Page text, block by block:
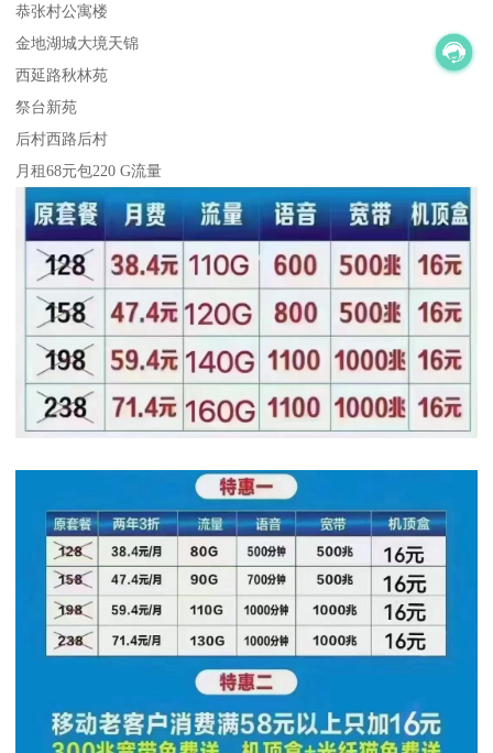
恭张村公寓楼
金地湖城大境天锦
西延路秋林苑
祭台新苑
后村西路后村
月租68元包220 G流量